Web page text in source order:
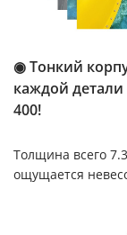
◉ Тонкий
каждой детали
400!
Толщина всего
ощущается